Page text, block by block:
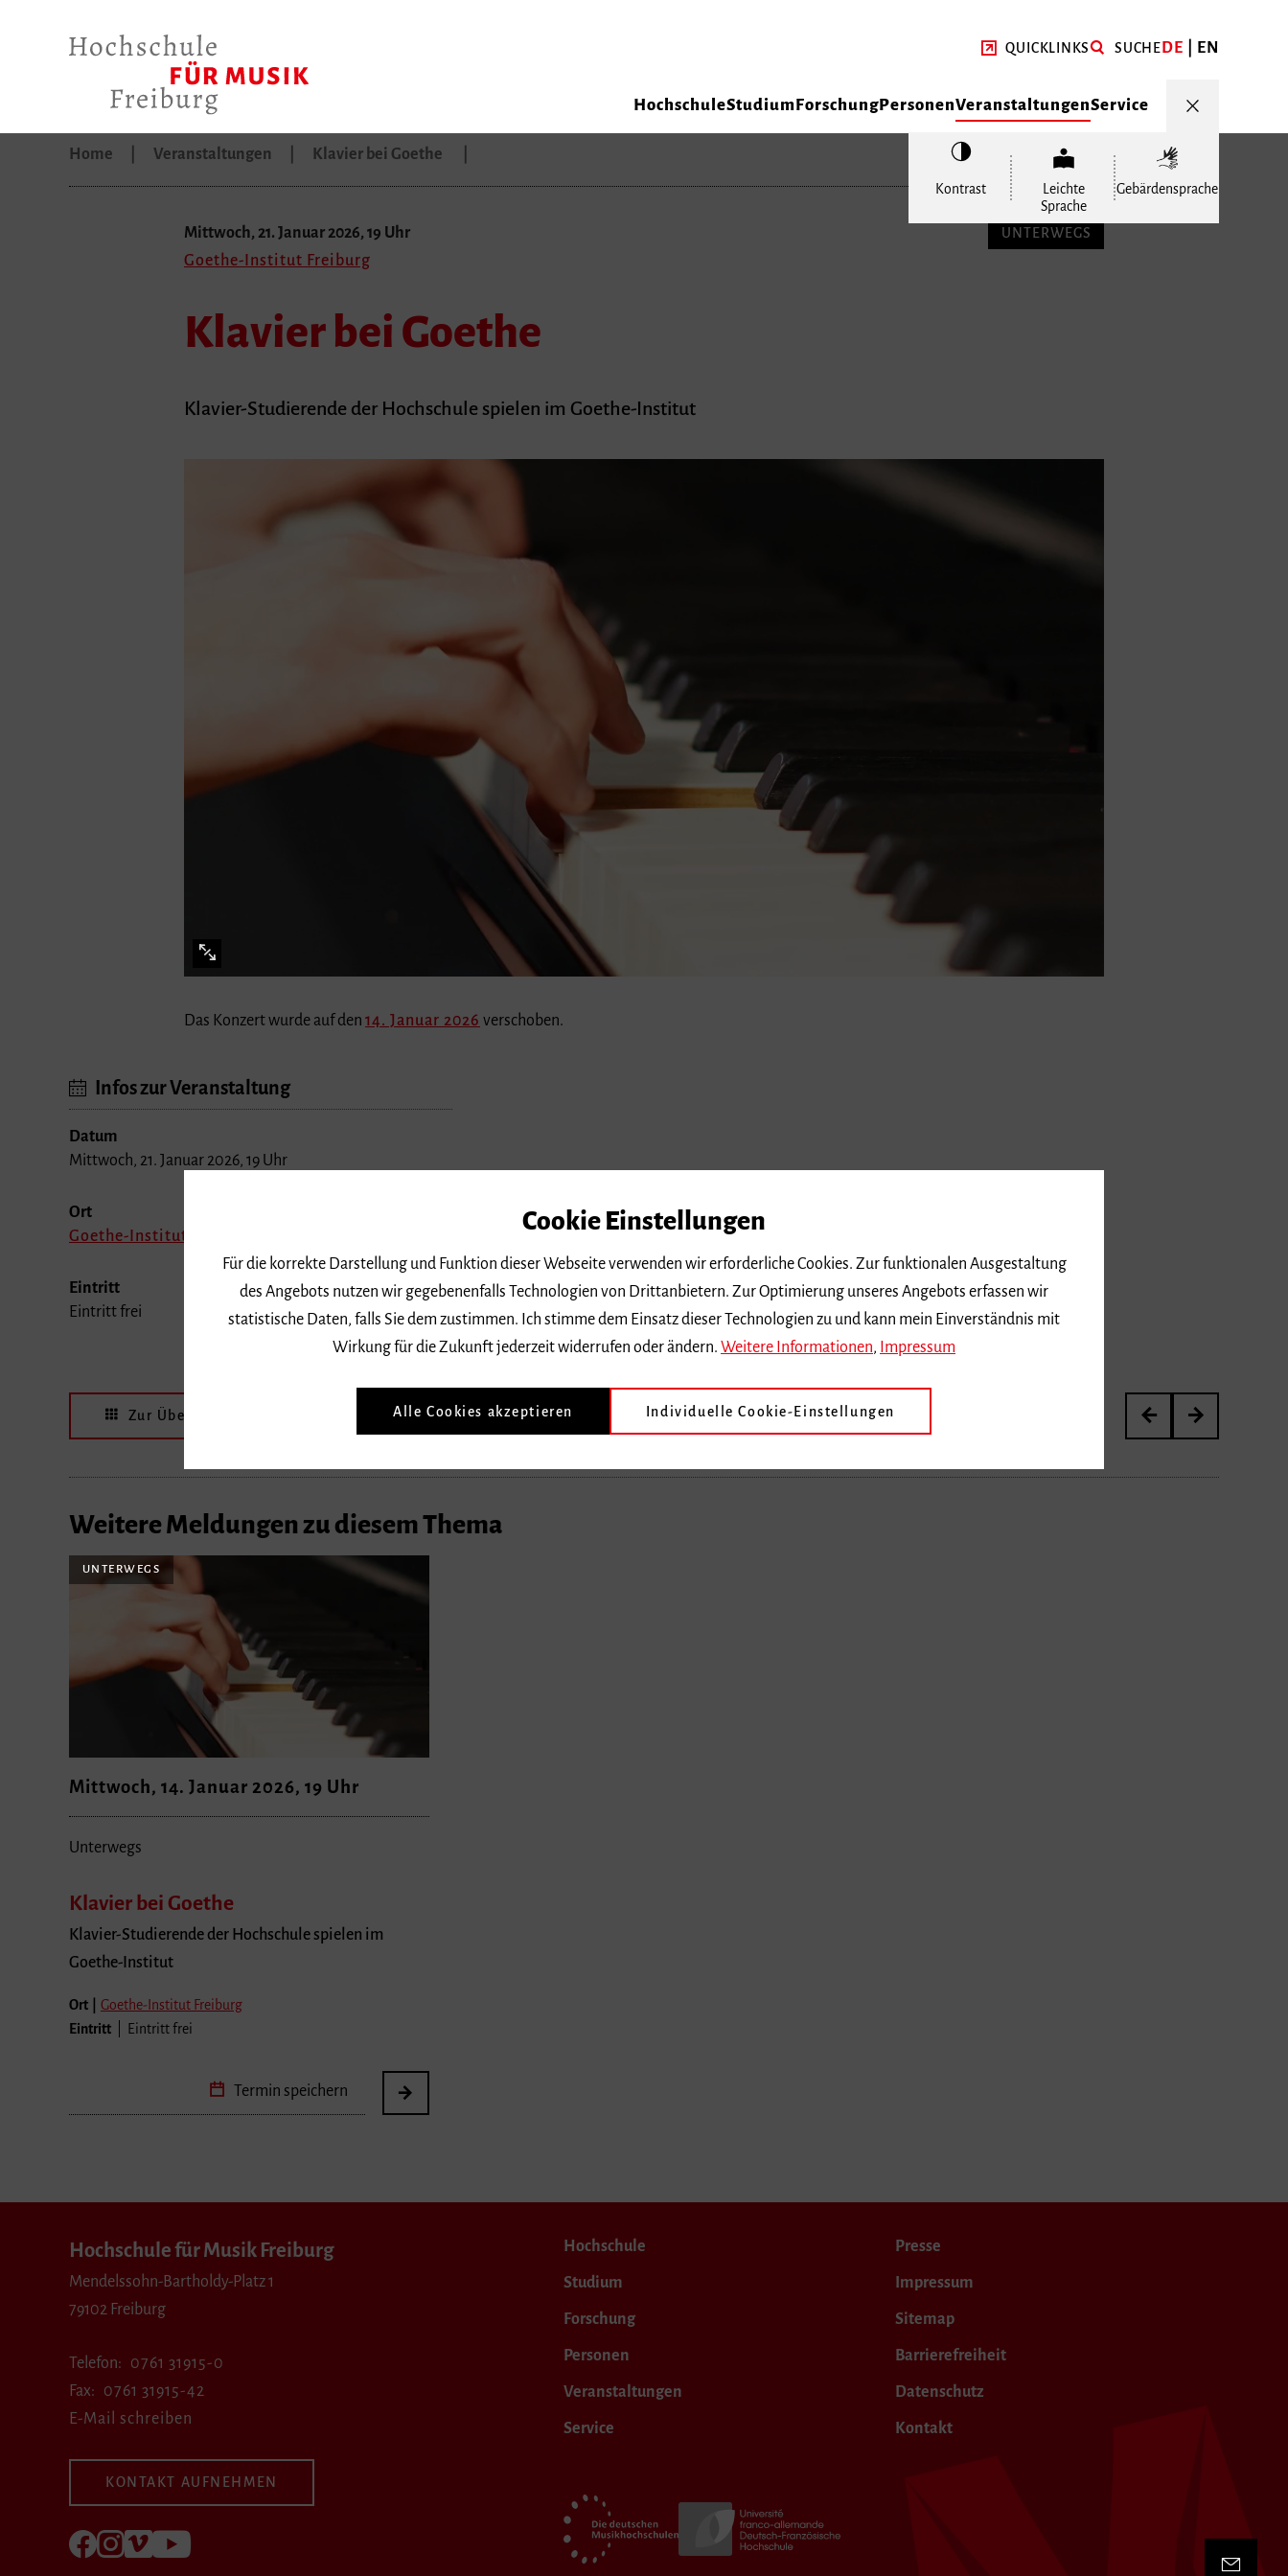
Leichte
Sprache
Gebärdensprache
Home Veranstaltungen Klavier bei Goethe
Mittwoch, 21. Januar 2026, 19 Uhr
Goethe-Institut Freiburg
UNTERWEGS
Klavier bei Goethe
Klavier-Studierende der Hochschule spielen im Goethe-Institut
Das Konzert wurde auf den 14. Januar 2026 verschoben.
Infos zur Veranstaltung
Datum
Mittwoch, 21. Januar 2026, 19 Uhr
Ort
Goethe-Institut Freiburg
Eintritt
Eintritt frei
Zur Übersicht Termin speichern
Meisterkurs von Janina
Weitere Meldungen zu diesem Thema
Mittwoch, 14. Januar 2026, 19 Uhr
Unterwegs
Klavier bei Goethe
Klavier-Studierende der Hochschule spielen im
Goethe-Institut
Ort | Goethe-Institut Freiburg
Eintritt
| Eintritt frei
Termin speichern
Kontakt
Hochschule für Musik Freiburg
Mendelssohn-Bartholdy-Platz 1
79102 Freiburg
Telefon
0761 31915-0
Fax
0761 31915-42
E-Mail schreiben
KONTAKT AUFNEHMEN
Folgen Sie uns auf Facebook
Folgen Sie uns auf Instagram
Besuchen Sie uns bei Vimeo
Besuchen Sie uns bei youtube
Hochschule
Studium
Forschung
Personen
Veranstaltungen
Service
Presse
Impressum
Sitemap
Barrierefreiheit
Datenschutz
Kontakt
Cookie Einstellungen
des Angebots nutzen wir gegebenenfalls Technologien von Drittanbietern. Zur Optimierung unseres Angebots erfassen wir
statistische Daten, falls Sie dem zustimmen. Ich stimme dem Einsatz dieser Technologien zu und kann mein Einverständnis mit
Wirkung für die Zukunft jederzeit widerrufen oder ändern. Weitere Informationen,Impressum
Individuelle Cookie-Einstellungen